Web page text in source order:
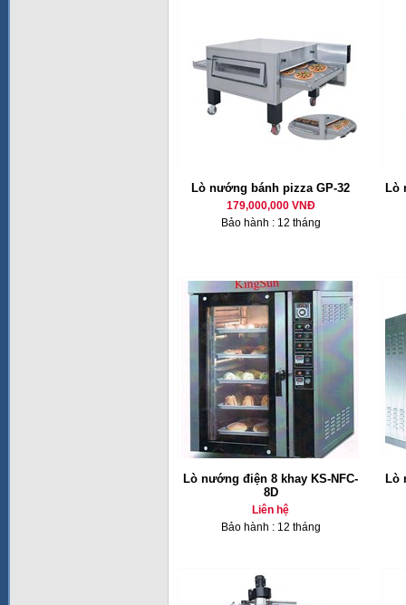
Lò nướng bánh pizza GP-32
179,000,000 VNĐ
Bảo hành : 12 tháng
Lò
Lò nướng điện 8 khay KS-NFC-
8D
Liên hệ
Bảo hành : 12 tháng
Lò